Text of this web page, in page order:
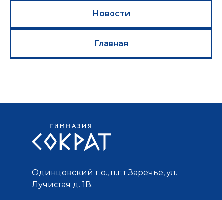
Новости
Главная
Одинцовский г.о., п.г.т Заречье, ул.
Лучистая д. 1В.